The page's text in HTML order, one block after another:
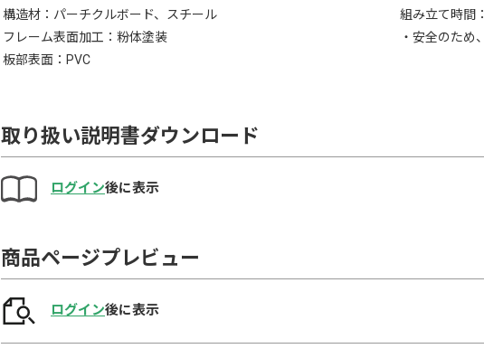
構造材：パーチクルボード、スチール
フレーム表面加工：粉体塗装
板部表面：PVC
組み立て時間
・安全のため
取り扱い説明書ダウンロード
ログイン後に表示
商品ページプレビュー
ログイン後に表示